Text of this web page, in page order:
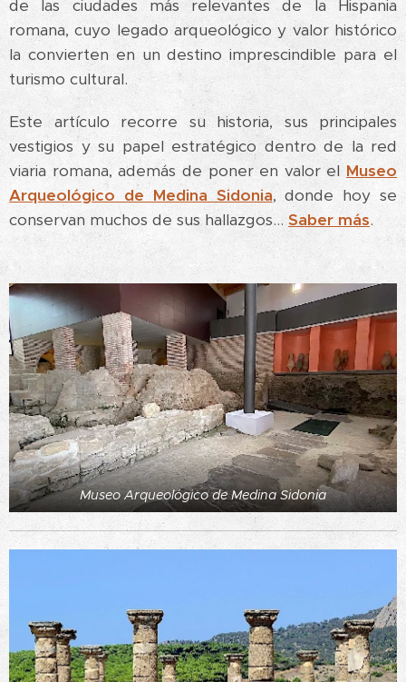
de las ciudades más relevantes de la Hispania
romana, cuyo legado arqueológico y valor histórico
la convierten en un destino imprescindible para el
turismo cultural.
Este artículo recorre su historia, sus principales
vestigios y su papel estratégico dentro de la red
viaria romana, además de poner en valor el Museo
Arqueológico de Medina Sidonia, donde hoy se
conservan muchos de sus hallazgos...Saber más.
Museo Arqueológico de Medina Sidonia